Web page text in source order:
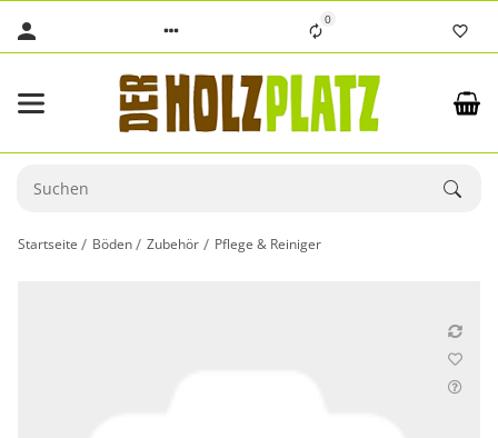
0
Startseite Böden Zubehör Pflege & Reiniger